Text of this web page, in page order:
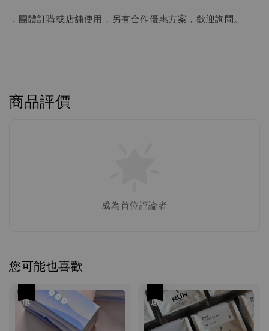
．團體訂購或店舖使用，另有合作優惠方案，歡迎詢問。
商品評價
成為首位評論者
您可能也喜歡